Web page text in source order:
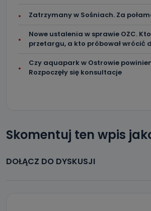
Zatrzymany w Sośniach. Za
Nowe ustalenia w sprawie OZC.
przetargu, a kto próbował wrócić
Czy aquapark w Ostrowie
Rozpoczęły się konsultacje
Skomentuj ten wpis
DOŁĄCZ DO DYSKUSJI